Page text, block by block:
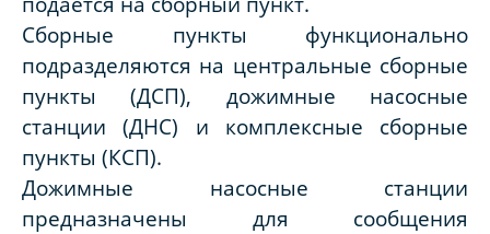
Сборные пункты функционально
подразделяются на центральные сборные
пункты (ДСП), дожимные насосные
станции (ДНС) и комплексные сборные
пункты (КСП).
Дожимные насосные станции
предназначены для сообщения